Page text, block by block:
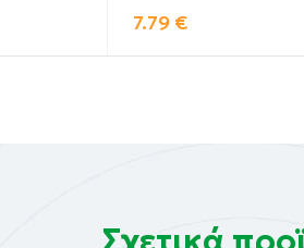
της εγκεφαλικής λειτουργίας
ημερησίως με το φαγητό. Μην
7.79 €